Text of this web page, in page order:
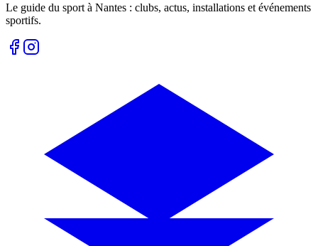
Le guide du sport à Nantes : clubs, actus, installations et événements
sportifs.